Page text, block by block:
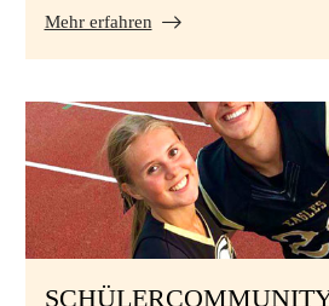
Mehr erfahren